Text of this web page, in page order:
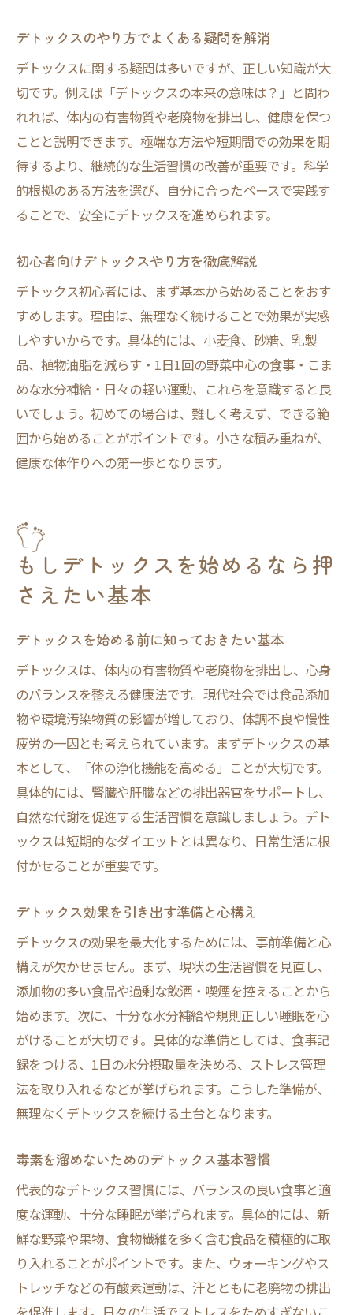
デトックスのやり方でよくある疑問を解消
デトックスに関する疑問は多いですが、正しい知識が大
切です。例えば「デトックスの本来の意味は？」と問わ
れれば、体内の有害物質や老廃物を排出し、健康を保つ
ことと説明できます。極端な方法や短期間での効果を期
待するより、継続的な生活習慣の改善が重要です。科学
的根拠のある方法を選び、自分に合ったペースで実践す
ることで、安全にデトックスを進められます。
初心者向けデトックスやり方を徹底解説
デトックス初心者には、まず基本から始めることをおす
すめします。理由は、無理なく続けることで効果が実感
しやすいからです。具体的には、小麦食、砂糖、乳製
品、植物油脂を減らす・1日1回の野菜中心の食事・こま
めな水分補給・日々の軽い運動、これらを意識すると良
いでしょう。初めての場合は、難しく考えず、できる範
囲から始めることがポイントです。小さな積み重ねが、
健康な体作りへの第一歩となります。
もしデトックスを始めるなら押
さえたい基本
デトックスを始める前に知っておきたい基本
デトックスは、体内の有害物質や老廃物を排出し、心身
のバランスを整える健康法です。現代社会では食品添加
物や環境汚染物質の影響が増しており、体調不良や慢性
疲労の一因とも考えられています。まずデトックスの基
本として、「体の浄化機能を高める」ことが大切です。
具体的には、腎臓や肝臓などの排出器官をサポートし、
自然な代謝を促進する生活習慣を意識しましょう。デト
ックスは短期的なダイエットとは異なり、日常生活に根
付かせることが重要です。
デトックス効果を引き出す準備と心構え
デトックスの効果を最大化するためには、事前準備と心
構えが欠かせません。まず、現状の生活習慣を見直し、
添加物の多い食品や過剰な飲酒・喫煙を控えることから
始めます。次に、十分な水分補給や規則正しい睡眠を心
がけることが大切です。具体的な準備としては、食事記
録をつける、1日の水分摂取量を決める、ストレス管理
法を取り入れるなどが挙げられます。こうした準備が、
無理なくデトックスを続ける土台となります。
毒素を溜めないためのデトックス基本習慣
代表的なデトックス習慣には、バランスの良い食事と適
度な運動、十分な睡眠が挙げられます。具体的には、新
鮮な野菜や果物、食物繊維を多く含む食品を積極的に取
り入れることがポイントです。また、ウォーキングやス
トレッチなどの有酸素運動は、汗とともに老廃物の排出